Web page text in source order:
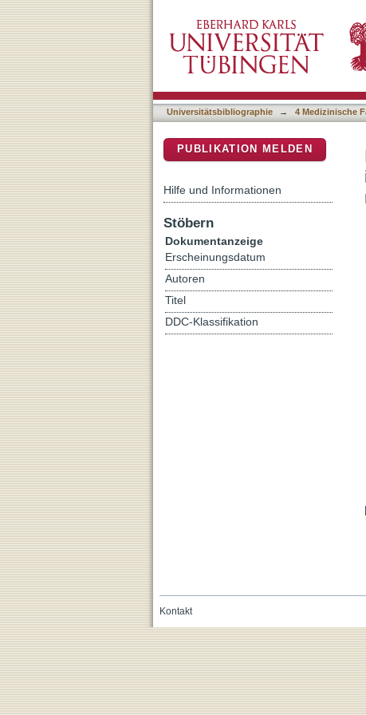
Prevalence and
patients with newly
Universitätsbibliographie → 4 Medizinische
PUBLIKATION MELDEN
Hilfe und Informationen
Stöbern
Dokumentanzeige
Erscheinungsdatum
Autoren
Titel
DDC-Klassifikation
Kontakt